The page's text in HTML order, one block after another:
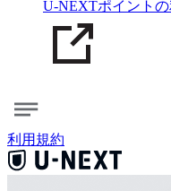
U-NEXTポイント
利用規約